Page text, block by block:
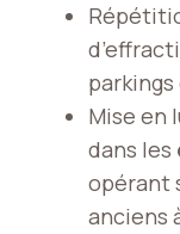
Mise en
dans les
opérant
anciens